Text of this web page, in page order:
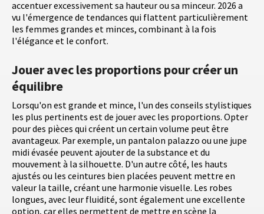
accentuer excessivement sa hauteur ou sa minceur. 2026 a
vu l'émergence de tendances qui flattent particulièrement
les femmes grandes et minces, combinant à la fois
l'élégance et le confort.
Jouer avec les proportions pour créer un
équilibre
Lorsqu'on est grande et mince, l'un des conseils stylistiques
les plus pertinents est de jouer avec les proportions. Opter
pour des pièces qui créent un certain volume peut être
avantageux. Par exemple, un pantalon palazzo ou une jupe
midi évasée peuvent ajouter de la substance et du
mouvement à la silhouette. D'un autre côté, les hauts
ajustés ou les ceintures bien placées peuvent mettre en
valeur la taille, créant une harmonie visuelle. Les robes
longues, avec leur fluidité, sont également une excellente
option, car elles permettent de mettre en scène la